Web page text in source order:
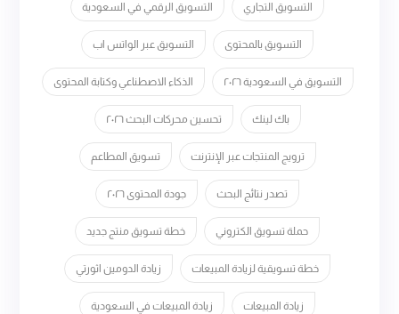
التسويق التجاري التسويق الرقمي في السعودية
التسويق بالمحتوى التسويق عبر الواتس اب
التسويق في السعودية ٢٠٢٦ الذكاء الاصطناعي وكتابة المحتوى
باك لينك تحسين محركات البحث ٢٠٢٦
ترويج المنتجات عبر الإنترنت تسويق المطاعم
تصدر نتائج البحث جودة المحتوى ٢٠٢٦
حملة تسويق الكتروني خطة تسويق منتج جديد
خطة تسويقية لزيادة المبيعات زيادة الدومين اثورتي
زيادة المبيعات زيادة المبيعات في السعودية